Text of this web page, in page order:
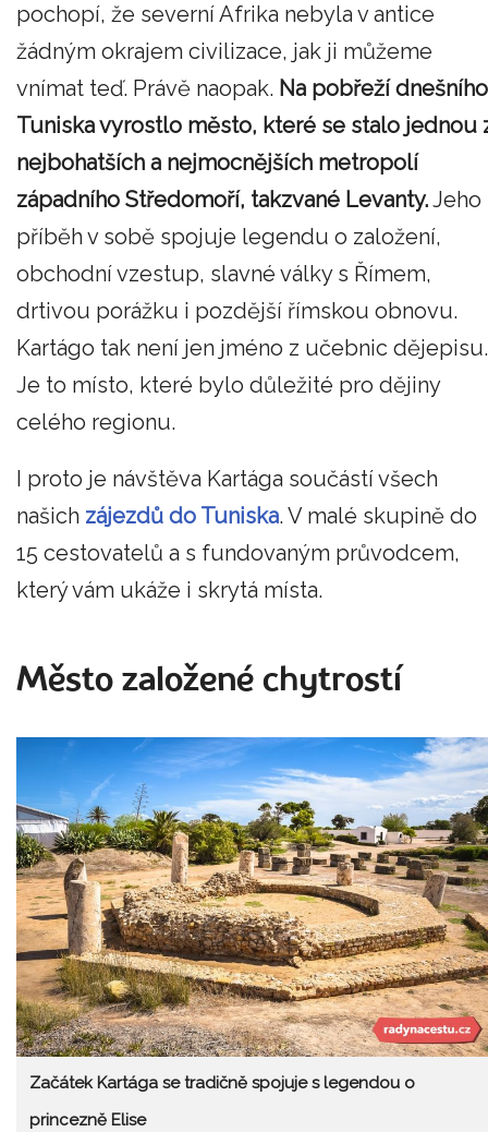
pochopí, že severní Afrika nebyla v antice
žádným okrajem civilizace, jak ji můžeme
vnímat teď. Právě naopak. Na pobřeží dnešního
Tuniska vyrostlo město, které se stalo jednou
nejbohatších a nejmocnějších metropolí
západního Středomoří, takzvané Levanty.Jeho
příběh v sobě spojuje legendu o založení,
obchodní vzestup, slavné války s Římem,
drtivou porážku i pozdější římskou obnovu.
Kartágo tak není jen jméno z učebnic dějepisu.
Je to místo, které bylo důležité pro dějiny
celého regionu.
I proto je návštěva Kartága součástí všech
našich zájezdů do Tuniska. V malé skupině do
15 cestovatelů a s fundovaným průvodcem,
který vám ukáže i skrytá místa.
Město založené chytrostí
Začátek Kartága se tradičně spojuje s legendou o
princezně Elise